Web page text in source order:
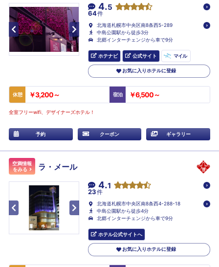
4.5
64件
北海道札幌市中央区南8条西5-289
中島公園駅から徒歩3分
北郷インターチェンジから車で9分
ホテナビ 公式サイト マイル
お気に入りホテルに登録
休憩 ￥3,200～ 宿泊 ￥6,500～
全室フリーwifi、デザイナーズホテル！
予約 クーポン ギャラリー
空満情報
をみる
ラ・メール
4.1
23件
北海道札幌市中央区南8条西4-288-18
中島公園駅から徒歩4分
北郷インターチェンジから車で9分
ホテル公式サイトへ
お気に入りホテルに登録